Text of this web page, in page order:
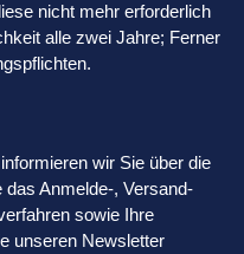
nicht mehr erforderlich
alle zwei Jahre; Ferner
wir Sie über die
Anmelde-, Versand-
sowie Ihre
unseren Newsletter